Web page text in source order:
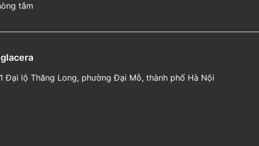
tắm
Đại lộ Thăng Long, phường Đại Mỗ, thành phố Hà Nội